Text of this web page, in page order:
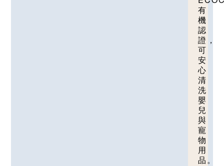
有
機
認
證，
可
安
心
清
洗
嬰
兒
與
寵
物
用
品。